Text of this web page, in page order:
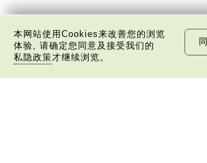
本网站使用Cookies来改善您的浏览
体验, 请确定您同意及接受我们的
私隐政策才继续浏览。